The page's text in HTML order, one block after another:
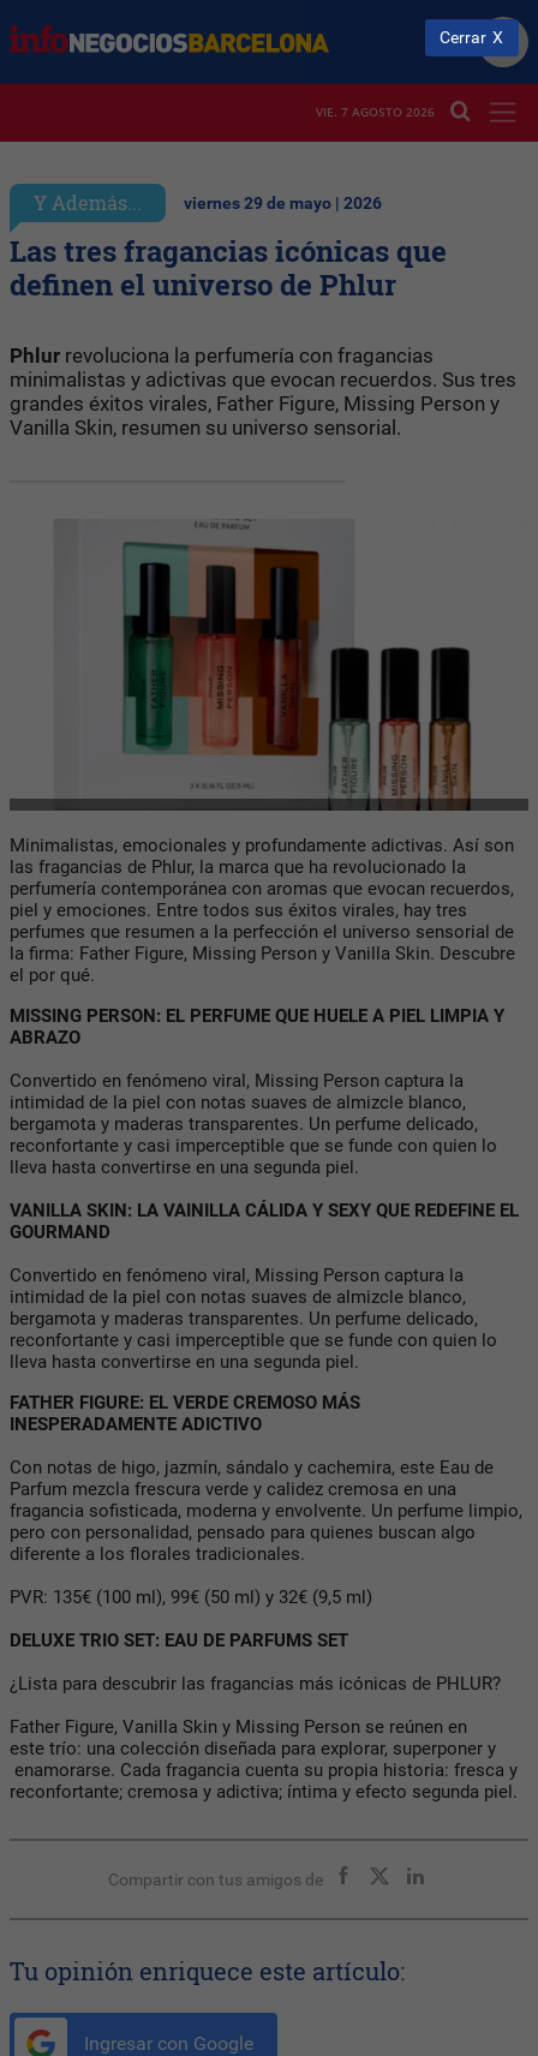
VIE. 7 AGOSTO 2026
Y Además... viernes 29 de mayo | 2026
Las tres fragancias icónicas que
definen el universo de Phlur
Phlur revoluciona la perfumería con fragancias
minimalistas y adictivas que evocan recuerdos. Sus tres
grandes éxitos virales, Father Figure, Missing Person y
Vanilla Skin, resumen su universo sensorial.
Minimalistas, emocionales y profundamente adictivas. Así son
las fragancias de Phlur, la marca que ha revolucionado la
perfumería contemporánea con aromas que evocan recuerdos,
piel y emociones. Entre todos sus éxitos virales, hay tres
perfumes que resumen a la perfección el universo sensorial de
la firma: Father Figure, Missing Person y Vanilla Skin. Descubre
el por qué.
MISSING PERSON: EL PERFUME QUE HUELE A PIEL LIMPIA Y
ABRAZO
Convertido en fenómeno viral, Missing Person captura la
intimidad de la piel con notas suaves de almizcle blanco,
bergamota y maderas transparentes. Un perfume delicado,
reconfortante y casi imperceptible que se funde con quien lo
lleva hasta convertirse en una segunda piel.
VANILLA SKIN: LA VAINILLA CÁLIDA Y SEXY QUE REDEFINE EL
GOURMAND
Convertido en fenómeno viral, Missing Person captura la
intimidad de la piel con notas suaves de almizcle blanco,
bergamota y maderas transparentes. Un perfume delicado,
reconfortante y casi imperceptible que se funde con quien lo
lleva hasta convertirse en una segunda piel.
FATHER FIGURE: EL VERDE CREMOSO MÁS
INESPERADAMENTE ADICTIVO
Con notas de higo, jazmín, sándalo y cachemira, este Eau de
Parfum mezcla frescura verde y calidez cremosa en una
fragancia sofisticada, moderna y envolvente. Un perfume limpio,
pero con personalidad, pensado para quienes buscan algo
diferente a los florales tradicionales.
PVR: 135€ (100 ml), 99€ (50 ml) y 32€ (9,5 ml)
DELUXE TRIO SET: EAU DE PARFUMS SET
¿Lista para descubrir las fragancias más icónicas de PHLUR?
Father Figure, Vanilla Skin y Missing Person se reúnen en
este trío: una colección diseñada para explorar, superponer y
enamorarse. Cada fragancia cuenta su propia historia: fresca y
reconfortante; cremosa y adictiva; íntima y efecto segunda piel.
Compartir con tus amigos de
Tu opinión enriquece este artículo:
Ingresar con Google
Cerrar